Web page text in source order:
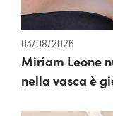
03/08/2026
Miriam Leone
nella vasca è